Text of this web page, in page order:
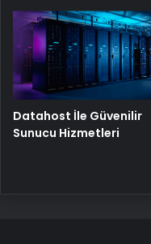
Datahost İle Güvenilir
Sunucu Hizmetleri